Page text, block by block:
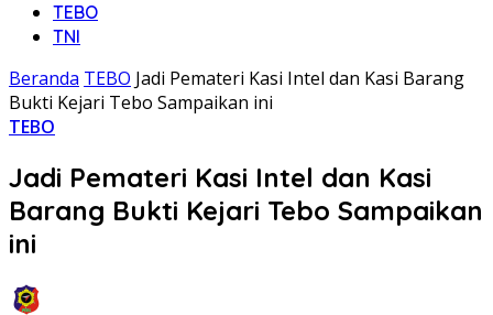
TEBO
TNI
Beranda TEBO Jadi Pemateri Kasi Intel dan Kasi Barang
Bukti Kejari Tebo Sampaikan ini
TEBO
Jadi Pemateri Kasi Intel dan Kasi
Barang Bukti Kejari Tebo Sampaikan
ini